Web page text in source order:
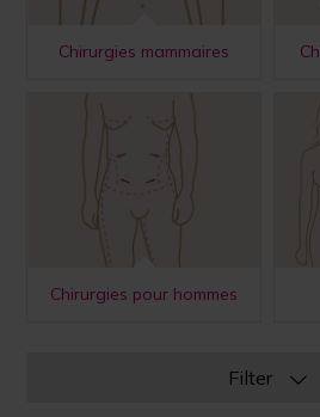
Chirurgies mammaires
Chirurgies pour hommes
Filter